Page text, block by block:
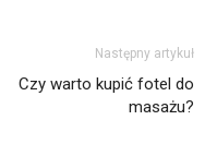
Następny artykuł
Czy warto kupić fotel do
masażu?